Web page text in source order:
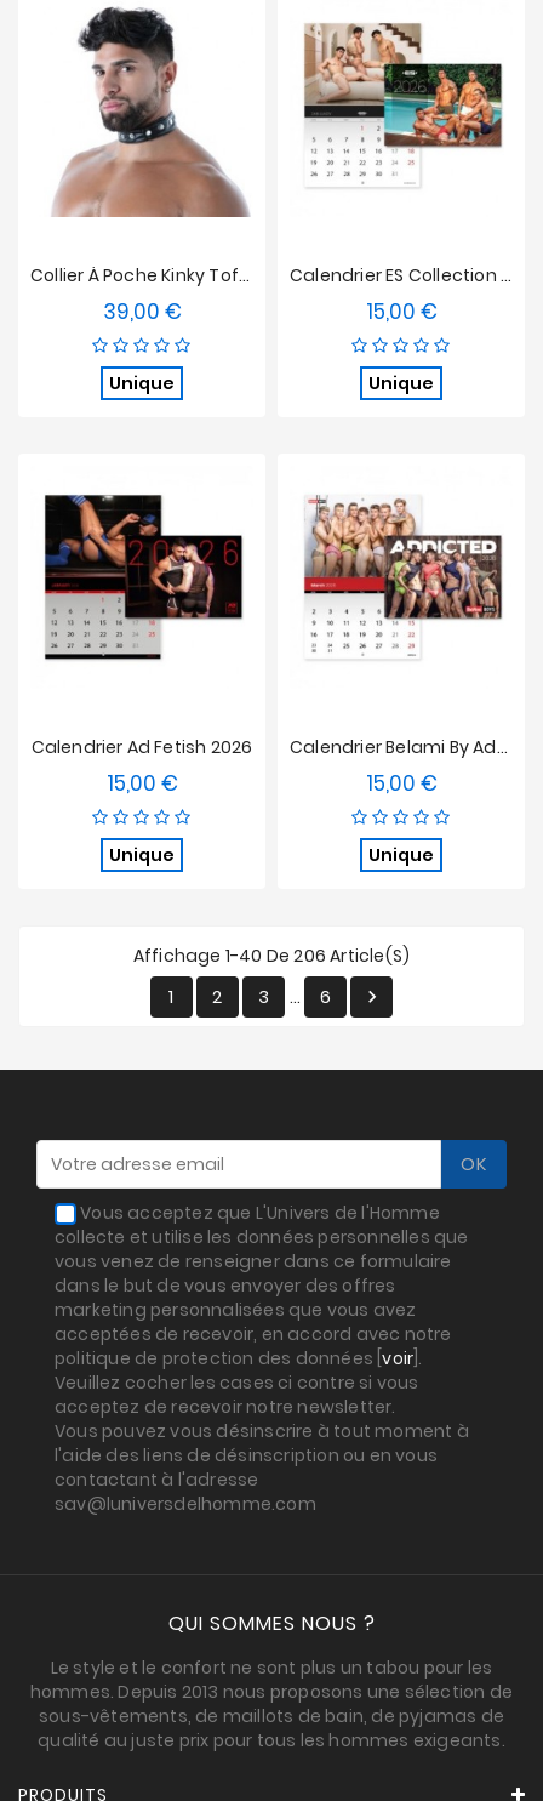
Collier À Poche Kinky Tof Paris
39,00 €Prix
Unique
Calendrier ES Collection 2026
15,00 €Prix
Unique
Calendrier Ad Fetish 2026
15,00 €Prix
Unique
Calendrier Belami By Addicted 2026
15,00 €Prix
Unique
Affichage 1-40 De 206 Article(s)
1 2 3 … 6 
Vous acceptez que L'Univers de l'Homme
collecte et utilise les données personnelles que
vous venez de renseigner dans ce formulaire
dans le but de vous envoyer des offres
marketing personnalisées que vous avez
acceptées de recevoir, en accord avec notre
politique de protection des données [voir ].
Veuillez cocher les cases ci contre si vous
acceptez de recevoir notre newsletter.
Vous pouvez vous désinscrire à tout moment à
l'aide des liens de désinscription ou en vous
contactant à l'adresse
sav@luniversdelhomme.com
QUI SOMMES NOUS ?
Le style et le confort ne sont plus un tabou pour les
hommes. Depuis 2013 nous proposons une sélection de
sous-vêtements, de maillots de bain, de pyjamas de
qualité au juste prix pour tous les hommes exigeants.
PRODUITS